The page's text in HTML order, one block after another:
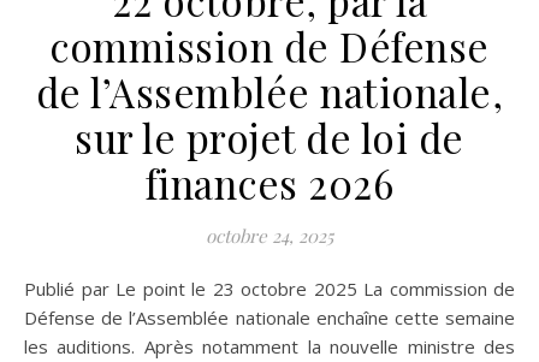
commission de Défense
de l’Assemblée nationale,
sur le projet de loi de
finances 2026
octobre 24, 2025
Publié par Le point le 23 octobre 2025 La commission de
Défense de l’Assemblée nationale enchaîne cette semaine
les auditions. Après notamment la nouvelle ministre des